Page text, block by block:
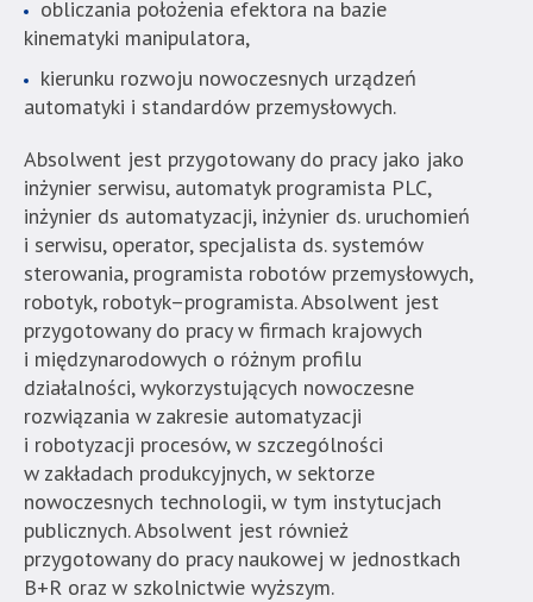
obliczania położenia efektora na bazie
kinematyki manipulatora,
kierunku rozwoju nowoczesnych urządzeń
automatyki i standardów przemysłowych.
Absolwent jest przygotowany do pracy jako jako
inżynier serwisu, automatyk programista PLC,
inżynier ds automatyzacji, inżynier ds. uruchomień
i serwisu, operator, specjalista ds. systemów
sterowania, programista robotów przemysłowych,
robotyk, robotyk–programista.Absolwent jest
przygotowany do pracy w firmach krajowych
i międzynarodowych o różnym profilu
działalności, wykorzystujących nowoczesne
rozwiązania w zakresie automatyzacji
i robotyzacji procesów, w szczególności
w zakładach produkcyjnych, w sektorze
nowoczesnych technologii, w tym instytucjach
publicznych. Absolwent jest również
przygotowany do pracy naukowej w jednostkach
B+R oraz w szkolnictwie wyższym.